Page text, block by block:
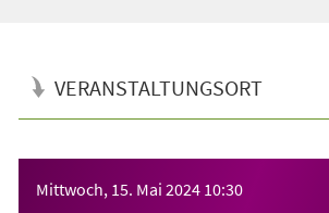
VERANSTALTUNGSORT
Mittwoch, 15. Mai 2024 10:30